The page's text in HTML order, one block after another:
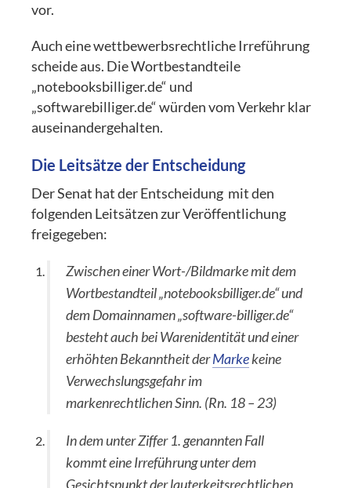
vor.
Auch eine wettbewerbsrechtliche Irreführung
scheide aus. Die Wortbestandteile
„notebooksbilliger.de“ und
„softwarebilliger.de“ würden vom Verkehr klar
auseinandergehalten.
Die Leitsätze der Entscheidung
Der Senat hat der Entscheidung mit den
folgenden Leitsätzen zur Veröffentlichung
freigegeben:
Zwischen einer Wort-/Bildmarke mit dem
Wortbestandteil „notebooksbilliger.de“ und
dem Domainnamen „software-billiger.de“
besteht auch bei Warenidentität und einer
erhöhten Bekanntheit derMarkekeine
Verwechslungsgefahr im
markenrechtlichen Sinn. (Rn. 18 – 23)
In dem unter Ziffer 1. genannten Fall
kommt eine Irreführung unter dem
Gesichtspunkt der lauterkeitsrechtlichen